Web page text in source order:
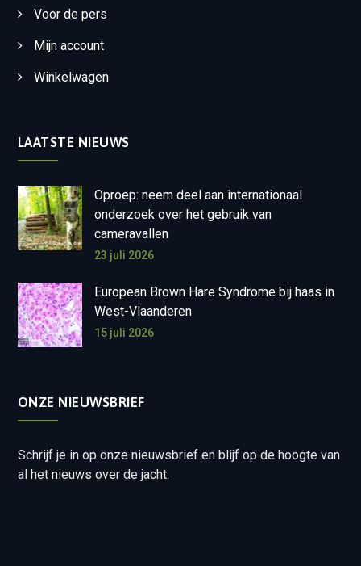
Voor de pers
Mijn account
Winkelwagen
LAATSTE NIEUWS
Oproep: neem deel aan internationaal
onderzoek over het gebruik van
cameravallen
23 juli 2026
European Brown Hare Syndrome bij haas in
West-Vlaanderen
15 juli 2026
ONZE NIEUWSBRIEF
Schrijf je in op onze nieuwsbrief en blijf op de hoogte van
al het nieuws over de jacht.